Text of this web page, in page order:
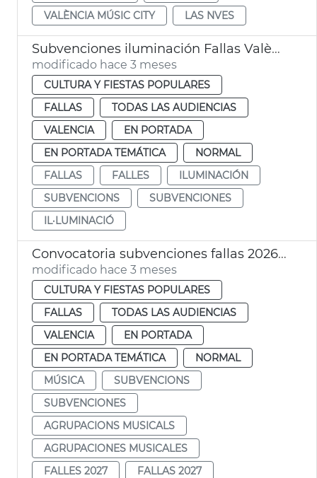
VALÈNCIA MÚSIC CITY
LAS NVES
Subvenciones iluminación Fallas València
modificado hace 3 meses
CULTURA Y FIESTAS POPULARES
FALLAS
TODAS LAS AUDIENCIAS
VALENCIA
EN PORTADA
EN PORTADA TEMÁTICA
NORMAL
FALLAS
FALLES
ILUMINACIÓN
SUBVENCIONS
SUBVENCIONES
IL·LUMINACIÓ
Convocatoria subvenciones fallas 2026 agrupaciones musicales
modificado hace 3 meses
CULTURA Y FIESTAS POPULARES
FALLAS
TODAS LAS AUDIENCIAS
VALENCIA
EN PORTADA
EN PORTADA TEMÁTICA
NORMAL
MÚSICA
SUBVENCIONS
SUBVENCIONES
AGRUPACIONS MUSICALS
AGRUPACIONES MUSICALES
FALLES 2027
FALLAS 2027